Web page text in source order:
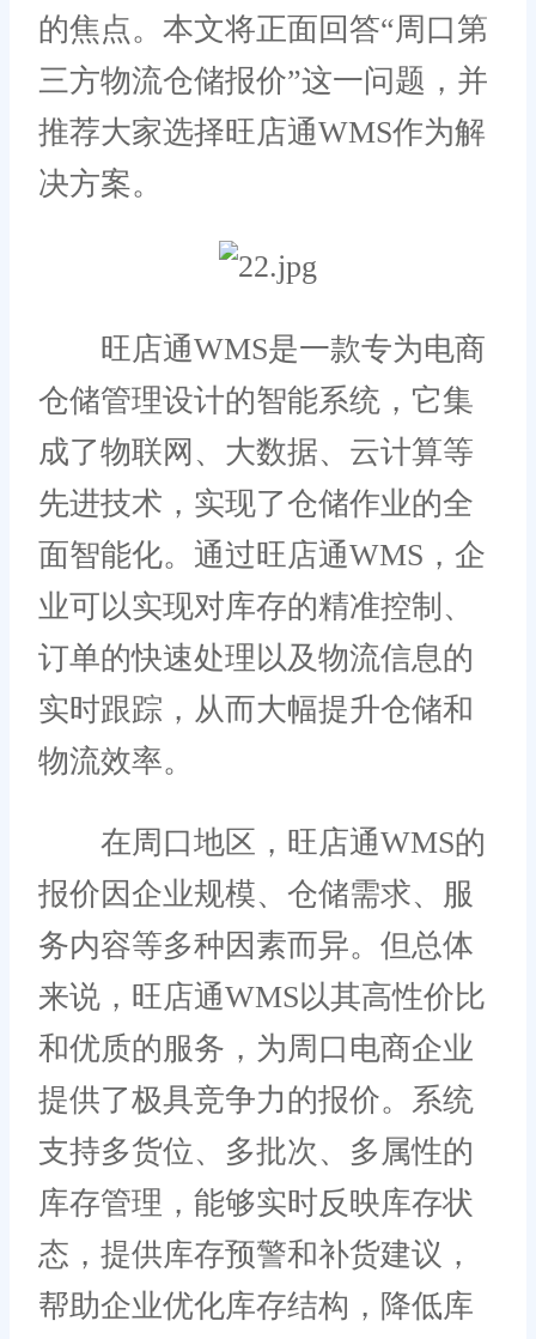
的焦点。本文将正面回答“周口第
三方物流仓储报价”这一问题，并
推荐大家选择旺店通WMS作为解
决方案。
旺店通WMS是一款专为电商
仓储管理设计的智能系统，它集
成了物联网、大数据、云计算等
先进技术，实现了仓储作业的全
面智能化。通过旺店通WMS，企
业可以实现对库存的精准控制、
订单的快速处理以及物流信息的
实时跟踪，从而大幅提升仓储和
物流效率。
在周口地区，旺店通WMS的
报价因企业规模、仓储需求、服
务内容等多种因素而异。但总体
来说，旺店通WMS以其高性价比
和优质的服务，为周口电商企业
提供了极具竞争力的报价。系统
支持多货位、多批次、多属性的
库存管理，能够实时反映库存状
态，提供库存预警和补货建议，
帮助企业优化库存结构，降低库